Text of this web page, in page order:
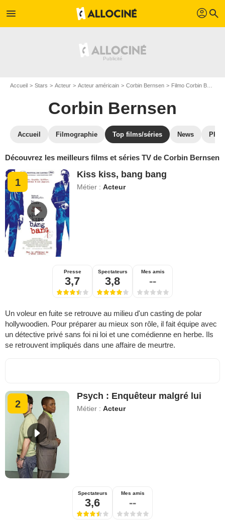
menu profil search
Accueil Stars Acteur Acteur américain Corbin Bernsen Filmo Corbin Bernsen
Corbin Bernsen
Accueil Filmographie Top films/séries News
Découvrez les meilleurs films et séries TV de Corbin Bernsen
1
Kiss kiss, bang bang
Métier :Acteur
Presse
3,7
Spectateurs
3,8
Mes amis
--
Un voleur en fuite se retrouve au milieu d'un casting de polar
hollywoodien. Pour préparer au mieux son rôle, il fait équipe avec
un détective privé sans foi ni loi et une comédienne en herbe. Ils
se retrouvent impliqués dans une affaire de meurtre.
2
Psych : Enquêteur malgré lui
Métier :Acteur
Spectateurs
3,6
Mes amis
--